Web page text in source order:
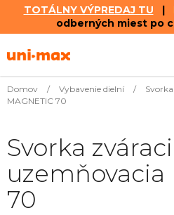
TOTÁLNY VÝPREDAJ TU |
odberných miest po
na
Domov / Vybavenie dielní /
MAGNETIC 70
Svorka
uzemňovacia
70